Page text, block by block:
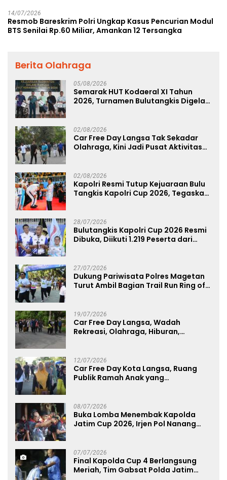
14/07/2026
Resmob Bareskrim Polri Ungkap Kasus Pencurian Modul
BTS Senilai Rp.60 Miliar, Amankan 12 Tersangka
Berita Olahraga
05/08/2026
Semarak HUT Kodaeral XI Tahun
2026, Turnamen Bulutangkis Digelar
02/08/2026
Car Free Day Langsa Tak Sekadar
Olahraga, Kini Jadi Pusat Aktivitas
02/08/2026
Kapolri Resmi Tutup Kejuaraan Bulu
Tangkis Kapolri Cup 2026, Tegaskan
28/07/2026
Bulutangkis Kapolri Cup 2026 Resmi
Dibuka, Diikuti 1.219 Peserta dari
27/07/2026
Dukung Pariwisata Polres Magetan
Turut Ambil Bagian Trail Run Ring of
19/07/2026
Car Free Day Langsa, Wadah
Rekreasi, Olahraga, Hiburan,
12/07/2026
Car Free Day Kota Langsa, Ruang
Publik Ramah Anak yang
08/07/2026
Buka Lomba Menembak Kapolda
Jatim Cup 2026, Irjen Pol Nanang
07/07/2026
Final Kapolda Cup 4 Berlangsung
Meriah, Tim Gabsat Polda Jatim